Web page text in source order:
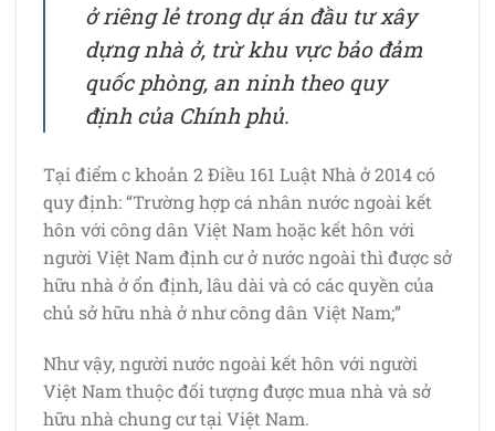
ở riêng lẻ trong dự án đầu tư xây
dựng nhà ở, trừ khu vực bảo đảm
quốc phòng, an ninh theo quy
định của Chính phủ.
Tại điểm c khoản 2 Điều 161 Luật Nhà ở 2014 có
quy định: “Trường hợp cá nhân nước ngoài kết
hôn với công dân Việt Nam hoặc kết hôn với
người Việt Nam định cư ở nước ngoài thì được sở
hữu nhà ở ổn định, lâu dài và có các quyền của
chủ sở hữu nhà ở như công dân Việt Nam;”
Như vậy, người nước ngoài kết hôn với người
Việt Nam thuộc đối tượng được mua nhà và sở
hữu nhà chung cư tại Việt Nam.